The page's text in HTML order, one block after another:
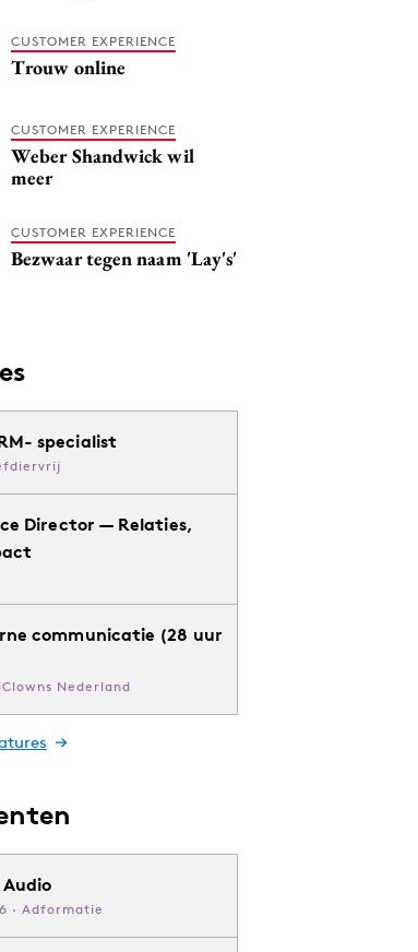
CUSTOMER EXPERIENCE
Trouw online
CUSTOMER EXPERIENCE
Weber Shandwick wil
meer
CUSTOMER EXPERIENCE
Bezwaar tegen naam 'Lay's'
specialist
Director — Relaties,
communicatie (28 uur
Nederland
· Adformatie